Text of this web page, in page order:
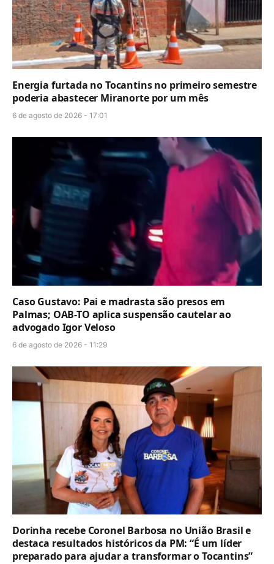
Energia furtada no Tocantins no primeiro semestre
poderia abastecer Miranorte por um mês
6 de agosto de 2026 - 17:01
Caso Gustavo: Pai e madrasta são presos em
Palmas; OAB-TO aplica suspensão cautelar ao
advogado Igor Veloso
6 de agosto de 2026 - 11:29
Dorinha recebe Coronel Barbosa no União Brasil e
destaca resultados históricos da PM: “É um líder
preparado para ajudar a transformar o Tocantins”